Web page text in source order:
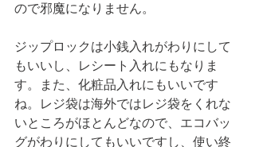
ので邪魔になりません。
ジップロックは小銭入れがわりにして
もいいし、レシート入れにもなりま
す。また、化粧品入れにもいいです
ね。レジ袋は海外ではレジ袋をくれな
いところがほとんどなので、エコバッ
グがわりにしてもいいですし、使い終